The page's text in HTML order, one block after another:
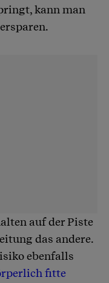
kann man
auf der Piste
das andere.
ebenfalls
fitte